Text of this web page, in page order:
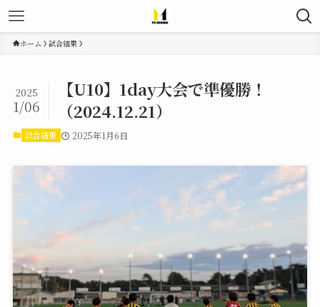
ホーム 試合結果
【U10】1day大会で準優勝！
（2024.12.21）
2025
1/06
試合結果 2025年1月6日